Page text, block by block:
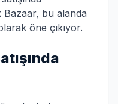
Bazaar, bu alanda
öne çıkıyor.